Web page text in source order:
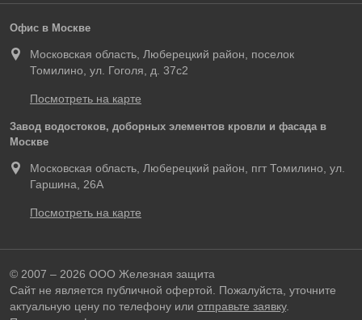
Офис в Москве
Московская область, Люберецкий район, поселок
Томилино, ул. Гоголя, д. 37с2
Посмотреть на карте
Завод водостоков, доборных элементов кровли и фасада в
Москве
Московская область, Люберецкий район, пгт Томилино, ул.
Гаршина, 26А
Посмотреть на карте
© 2007 – 2026 ООО Железная защита
Сайт не является публичной офертой. Пожалуйста, уточните
актуальную цену по телефону или отправьте заявку.